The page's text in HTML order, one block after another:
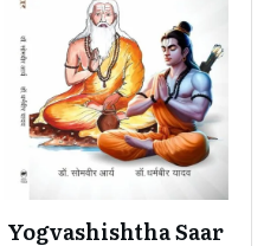
Yogvashishtha Saar